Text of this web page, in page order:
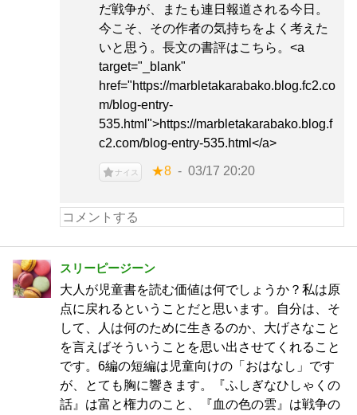
だ戦争が、またも連日報道される今日。
今こそ、その作者の気持ちをよく考えた
いと思う。長文の書評はこちら。<a
target="_blank"
href="https://marbletakarabako.blog.fc2.co
m/blog-entry-
535.html">https://marbletakarabako.blog.f
c2.com/blog-entry-535.html</a>
ナイス ★8 03/17 20:20
スリーピージーン
大人が児童書を読む価値は何でしょうか？私は原
点に戻れるということだと思います。自分は、そ
して、人は何のために生きるのか、大げさなこと
を言えばそういうことを思い出させてくれること
です。6編の短編は児童向けの「おはなし」です
が、とても胸に響きます。『ふしぎなひしゃくの
話』は富と権力のこと、『血の色の雲』は戦争の